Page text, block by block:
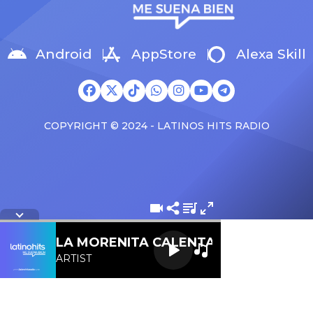
Android AppStore Alexa Skill
COPYRIGHT © 2024 - LATINOS HITS RADIO
LA MORENITA CALENTANA 107.1 FM
ARTIST
Letra de la cancion